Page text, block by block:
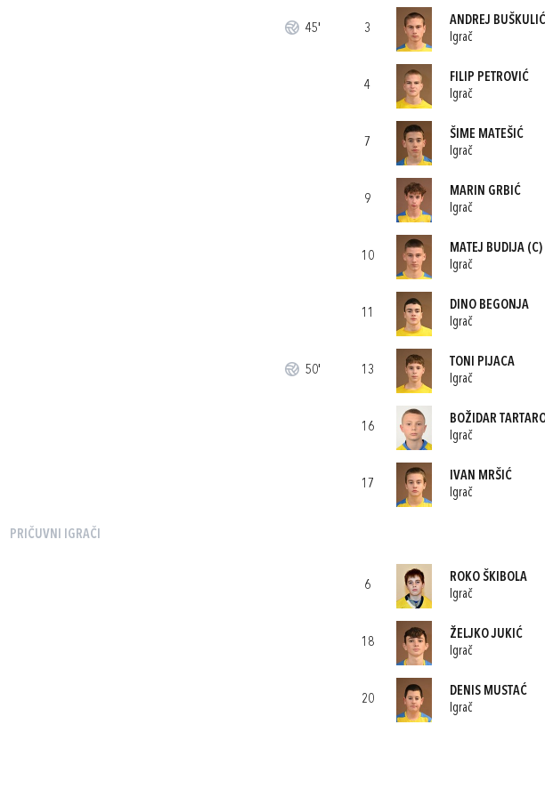
45'
50'
PRIČUVNI IGRAČI
3
ANDREJ BUŠKULIĆ
Igrač
4
FILIP PETROVIĆ
Igrač
7
ŠIME MATEŠIĆ
Igrač
9
MARIN GRBIĆ
Igrač
10
MATEJ BUDIJA(C)
Igrač
11
DINO BEGONJA
Igrač
13
TONI PIJACA
Igrač
16
BOŽIDAR
Igrač
17
IVAN MRŠIĆ
Igrač
6
ROKO ŠKIBOLA
Igrač
18
ŽELJKO JUKIĆ
Igrač
20
DENIS MUSTAĆ
Igrač